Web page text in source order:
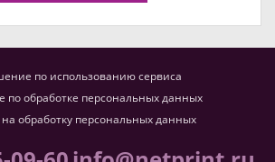
по использованию сервиса
по обработке персональных данных
обработку персональных данных